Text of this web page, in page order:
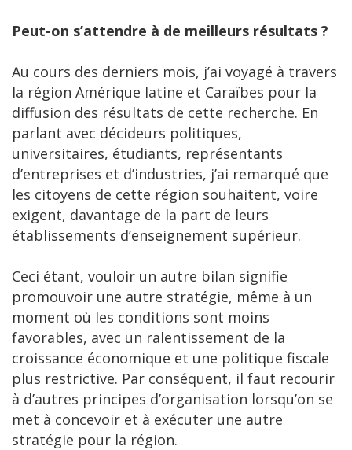
Peut-on s’attendre à de meilleurs résultats ?
Au cours des derniers mois, j’ai voyagé à travers
la région Amérique latine et Caraïbes pour la
diffusion des résultats de cette recherche. En
parlant avec décideurs politiques,
universitaires, étudiants, représentants
d’entreprises et d’industries, j’ai remarqué que
les citoyens de cette région souhaitent, voire
exigent, davantage de la part de leurs
établissements d’enseignement supérieur.
Ceci étant, vouloir un autre bilan signifie
promouvoir une autre stratégie, même à un
moment où les conditions sont moins
favorables, avec un ralentissement de la
croissance économique et une politique fiscale
plus restrictive. Par conséquent, il faut recourir
à d’autres principes d’organisation lorsqu’on se
met à concevoir et à exécuter une autre
stratégie pour la région.